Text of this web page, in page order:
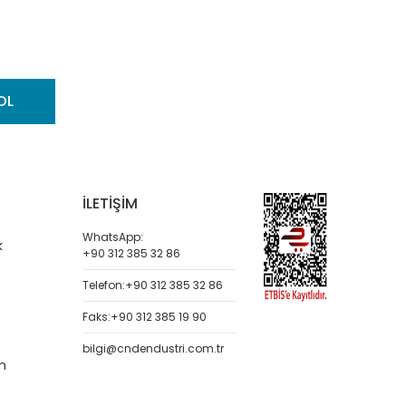
İLETİŞİM
WhatsApp:
+90 312 385 32 86
Telefon:+90 312 385 32 86
Faks:+90 312 385 19 90
bilgi@cndendustri.com.tr